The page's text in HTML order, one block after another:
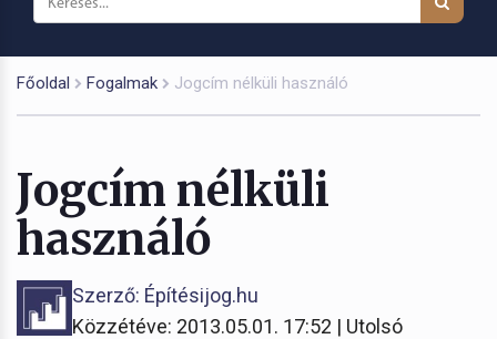
Főoldal Fogalmak Jogcím nélküli használó
Jogcím nélküli
használó
Szerző: Építésijog.hu
Közzétéve: 2013.05.01. 17:52 | Utolsó